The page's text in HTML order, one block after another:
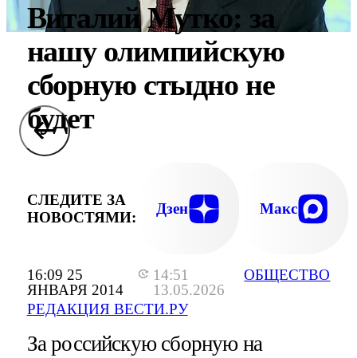
16:09 25
ЯНВАРЯ 2014
14:51
13.05.2026
РЕДАКЦИЯ ВЕСТИ.РУ
ОБЩЕСТВО
Виталий Мутко: за
нашу олимпийскую
сборную стыдно не
будет
СЛЕДИТЕ ЗА
НОВОСТЯМИ:
Дзен Макс
За российскую сборную на